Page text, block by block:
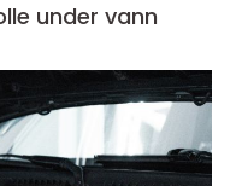
under vann